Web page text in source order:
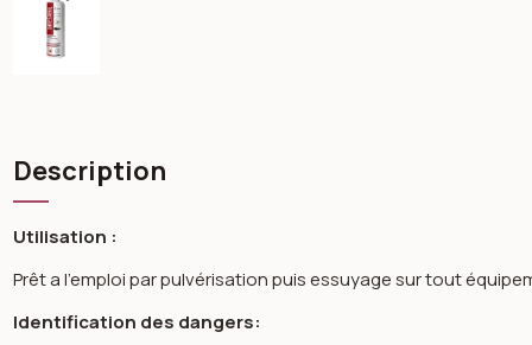
Description
Utilisation :
Prêt a l’emploi par pulvérisation puis essuyage sur tout
Identification des dangers: